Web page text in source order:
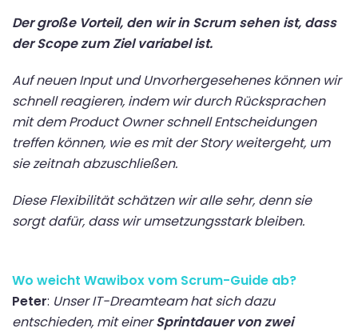
Der große Vorteil, den wir in Scrum sehen ist, dass
der Scope zum Ziel variabel ist.
Auf neuen Input und Unvorhergesehenes können wir
schnell reagieren, indem wir durch Rücksprachen
mit dem Product Owner schnell Entscheidungen
treffen können, wie es mit der Story weitergeht, um
sie zeitnah abzuschließen.
Diese Flexibilität schätzen wir alle sehr, denn sie
sorgt dafür, dass wir umsetzungsstark bleiben.
Wo weicht Wawibox vom Scrum-Guide ab?
Peter: Unser IT-Dreamteam hat sich dazu
entschieden, mit einerSprintdauer von zwei